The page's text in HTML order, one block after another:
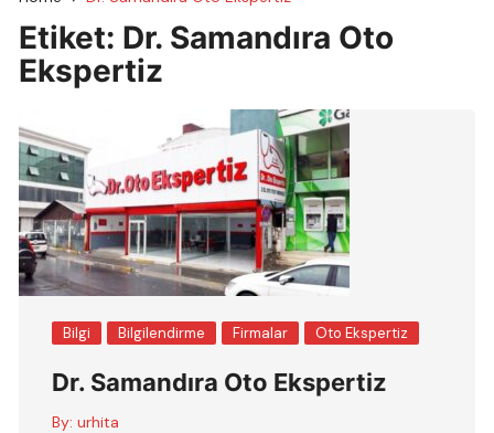
Etiket: Dr. Samandıra Oto
Ekspertiz
Bilgi Bilgilendirme Firmalar Oto Ekspertiz
Dr. Samandıra Oto Ekspertiz
By: urhita